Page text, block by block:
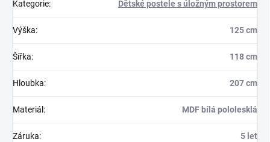
Kategorie: Dětské postele s úložným prostorem
Výška: 125 cm
Šířka: 118 cm
Hloubka: 207 cm
Materiál : MDF bílá pololesklá
Záruka: 5 let